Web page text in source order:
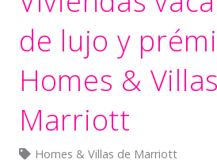
de lujo y
Homes &
Marriott
Homes & Villas de Marriott